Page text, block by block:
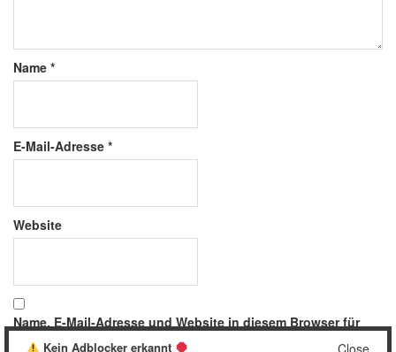
Name *
E-Mail-Adresse *
Website
Name, E-Mail-Adresse und Website in diesem Browser für
meinen nächsten Kommentar speichern.
Close
Kein Adblocker erkannt